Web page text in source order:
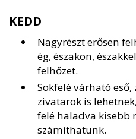
KEDD
Nagyrészt erősen
ég, északon,
felhőzet.
Sokfelé várható
zivatarok is
felé haladva kisebb
számíthatunk.